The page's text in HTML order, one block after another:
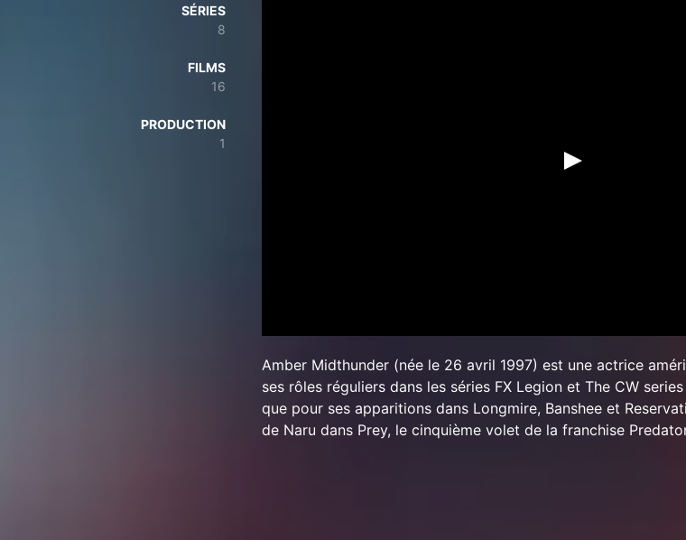
SÉRIES
8
FILMS
16
PRODUCTION
1
Amber Midthunder (née le 26 avril 1997) est une actrice
ses rôles réguliers dans les séries FX Legion et The CW
que pour ses apparitions dans Longmire, Banshee et
de Naru dans Prey, le cinquième volet de la franchise